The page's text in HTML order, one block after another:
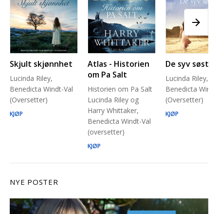
Skjult skjønnhet
Lucinda Riley,
Benedicta Windt-Val
(Oversetter)
KJØP
Atlas - Historien
om Pa Salt
Historien om Pa Salt
Lucinda Riley og
Harry Whittaker,
Benedicta Windt-Val
(oversetter)
KJØP
De syv søstre
Lucinda Riley,
Benedicta
(Oversetter)
KJØP
NYE POSTER